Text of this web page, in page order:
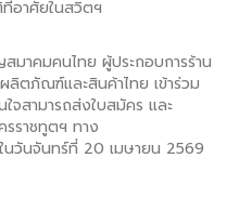
อาศัยในสวิตฯ
มาคมคนไทย ผู้ประกอบการร้าน
ลิตภัณฑ์และสินค้าไทย เข้าร่วม
จสามารถส่งใบสมัคร และ
รราชทูตฯ ทาง
นวันจันทร์ที่ 20 เมษายน 2569